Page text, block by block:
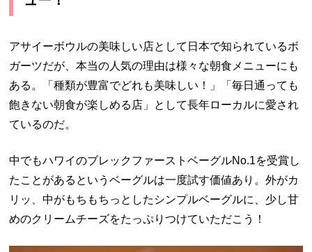
アサイーボウルの美味しい店として日本で知られているボ
ガーツだが、本当の人気の理由は様々な朝食メニューにも
ある。「種類が豊富でどれも美味しい！」「毎日通っても
飽きない朝食が楽しめる店」として長年ローカルに愛され
ているのだ。
中でもハワイのブレックファーストベーグルNo.1を受賞し
たことがあるというベーグルは一度試す価値あり。外がカ
リッ、中がもちもちっとしたシンプルベーグルに、少し甘
めのクリームチーズをたっぷりつけていただこう！